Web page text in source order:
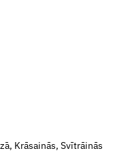
Krāsainās, Svītrāinās